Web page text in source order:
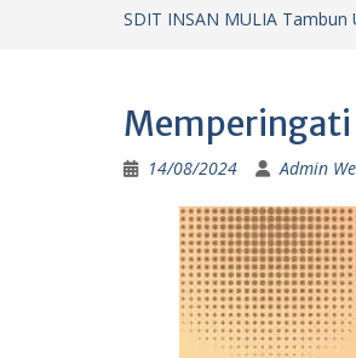
SDIT INSAN MULIA Tambun
Memperingati
14/08/2024 Admin